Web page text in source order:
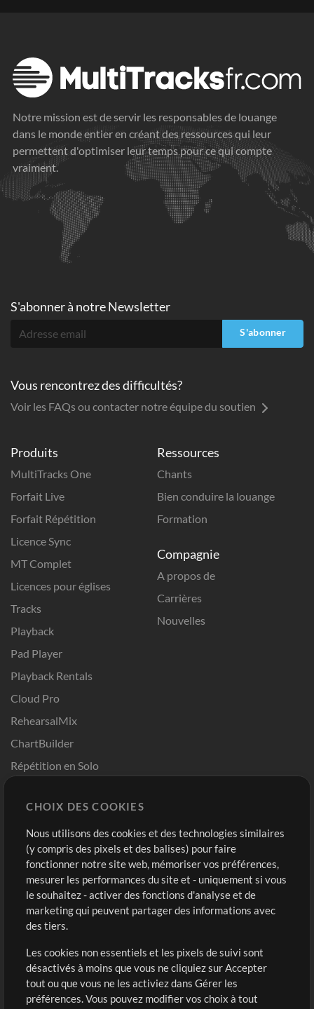
Notre mission est de servir les responsables de louange
dans le monde entier en créant des ressources qui leur
permettent d'optimiser leur temps pour ce qui compte
vraiment.
Produits
MultiTracks One
Forfait Live
Forfait Répétition
Licence Sync
MT Complet
Licences pour églises
Tracks
Playback
Pad Player
Playback Rentals
Cloud Pro
RehearsalMix
ChartBuilder
Répétition en Solo
Modèles ProPresenter
Sons
Ressources
Chants
Bien conduire la louange
Formation
Compagnie
A propos de
Carrières
Nouvelles
Boutique
Acheter des crédits
Contenu gratuit
Demander les pistes
Extras
Sessions
Compte
Connexion
S'inscrire
S'abonner à notre Newsletter
S'abonner
Vous rencontrez des difficultés?
Voir les FAQs ou contacter notre équipe du soutien
CHOIX DES COOKIES
Nous utilisons des cookies et des technologies similaires
(y compris des pixels et des balises) pour faire
fonctionner notre site web, mémoriser vos préférences,
mesurer les performances du site et - uniquement si vous
le souhaitez - activer des fonctions d'analyse et de
marketing qui peuvent partager des informations avec
des tiers.
Les cookies non essentiels et les pixels de suivi sont
désactivés à moins que vous ne cliquiez sur Accepter
tout ou que vous ne les activiez dans Gérer les
préférences. Vous pouvez modifier vos choix à tout